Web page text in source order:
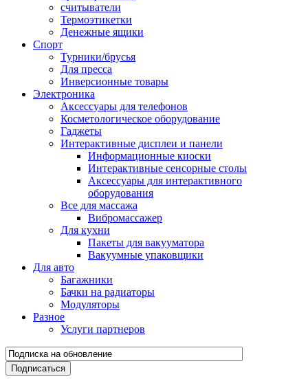
считыватели
Термоэтикетки
Денежные ящики
Спорт
Турники/брусья
Для пресса
Инверсионные товары
Электроника
Аксессуары для телефонов
Косметологическое оборудование
Гаджеты
Интерактивные дисплеи и панели
Информационные киоски
Интерактивные сенсорные столы
Аксессуары для интерактивного
оборудования
Все для массажа
Вибромассажер
Для кухни
Пакеты для вакууматора
Вакуумные упаковщики
Для авто
Багажники
Бачки на радиаторы
Модуляторы
Разное
Услуги партнеров